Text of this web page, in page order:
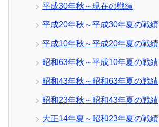
平成30年秋～現在の戦績
平成20年秋～平成30年夏の戦績
平成10年秋～平成20年夏の戦績
昭和63年秋～平成10年夏の戦績
昭和43年秋～昭和63年夏の戦績
昭和23年秋～昭和43年夏の戦績
大正14年夏～昭和23年夏の戦績